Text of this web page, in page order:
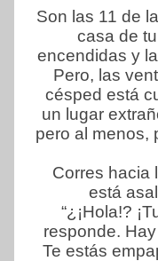
Son las 11 de
casa de
encendidas y
Pero, las
césped está
un lugar
pero al menos,
Corres hacia
está
“¿¡Hola!?
responde.
Te estás